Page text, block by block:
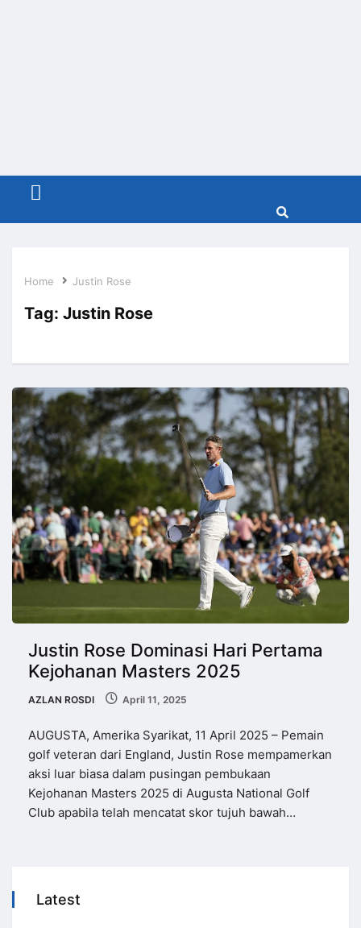
Menu
Home Justin Rose
Tag: Justin Rose
Justin Rose Dominasi Hari Pertama
Kejohanan Masters 2025
AZLAN ROSDI April 11, 2025
AUGUSTA, Amerika Syarikat, 11 April 2025 – Pemain
golf veteran dari England, Justin Rose mempamerkan
aksi luar biasa dalam pusingan pembukaan
Kejohanan Masters 2025 di Augusta National Golf
Club apabila telah mencatat skor tujuh bawah…
Latest